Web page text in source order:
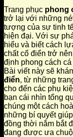
Trang phục phong
trở lại với những
tượng của sự tinh
hiện đại. Với sự
hiểu và biết cách
chất cổ điển trở
định phong cách
Bài viết này sẽ
điển, từ những
cho đến các phụ
bạn cái nhìn tổng
chúng một cách
những bí quyết
đồng thời nắm bắt
đang được ưa